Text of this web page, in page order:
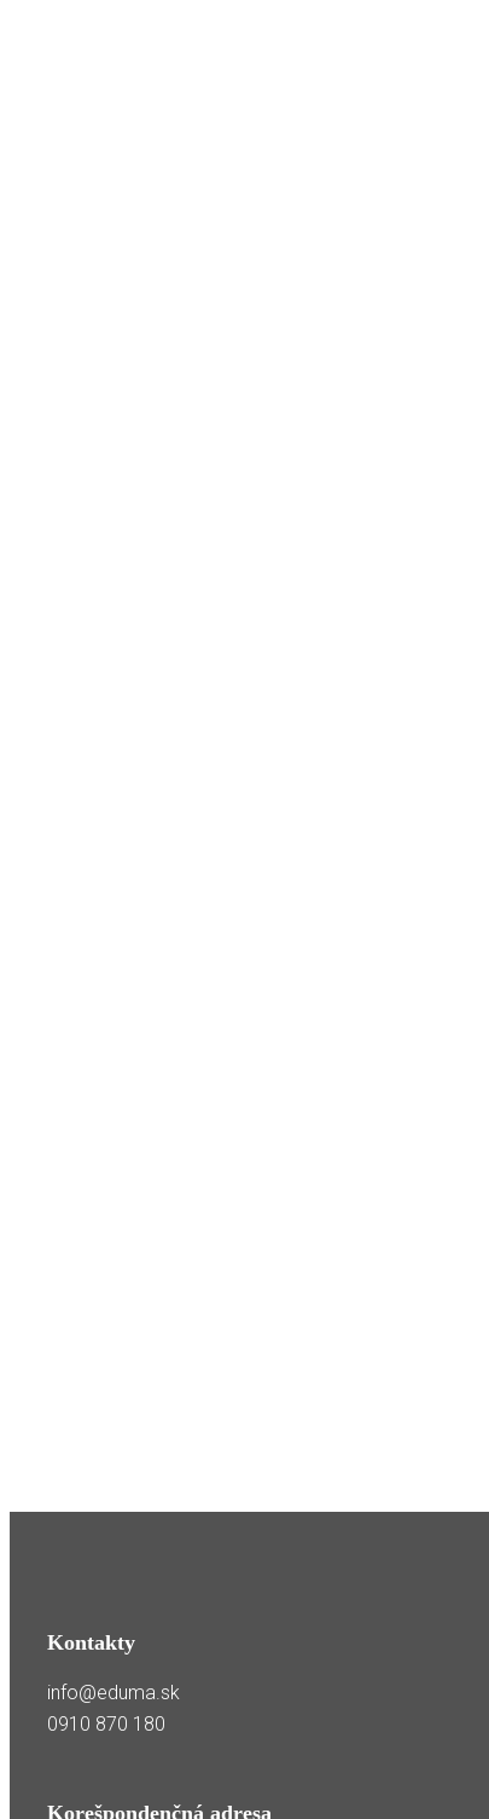
Kontakty
info@eduma.sk
0910 870 180
Korešpondenčná adresa